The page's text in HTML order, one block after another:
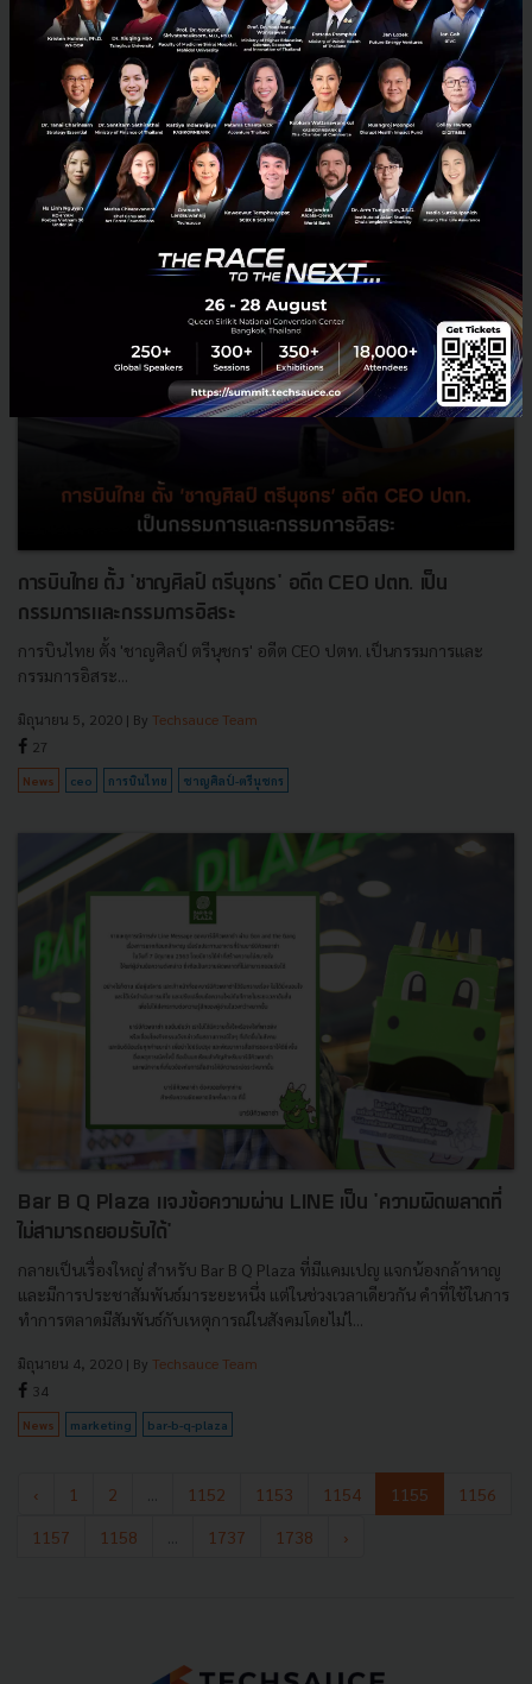
นอกจากประเทศไทยเเล้วมาตรการ Social Distancing ยังถูกใช้เป็น
มาตรการป้องกันที่ทั่วโลกต่างให้ความสำคัญ ไม่เว้นเเม้โรงละครเก่าแก่อย่าง
The berliner ensemble ที่ได้มีการเผยแพร่รูปภาพของ...
มิถุนายน 5, 2020| ByTechsauce Team
โรงละคร covid-19 new-normal Social Distancing
การบินไทย ตั้ง 'ชาญศิลป์ ตรีนุชกร' อดีต CEO ปตท. เป็น
กรรมการและกรรมการอิสระ
การบินไทย ตั้ง 'ชาญศิลป์ ตรีนุชกร' อดีต CEO ปตท. เป็นกรรมการและ
กรรมการอิสระ...
มิถุนายน 5, 2020 | By Techsauce Team
27
News ceo การบินไทย ชาญศิลป์-ตรีนุชกร
Bar B Q Plaza แจงข้อความผ่าน LINE เป็น 'ความผิดพลาดที่
ไม่สามารถยอมรับได้'
กลายเป็นเรื่องใหญ่ สำหรับ Bar B Q Plaza ที่มีแคมเปญ แจกน้องกล้าหาญ
และมีการประชาสัมพันธ์มาระยะหนึ่ง แต่ในช่วงเวลาเดียวกัน คำที่ใช้ในการ
ทำการตลาดมีสัมพันธ์กับเหตุการณ์ในสังคมโดยไม่ไ...
มิถุนายน 4, 2020 | By Techsauce Team
34
News marketing bar-b-q-plaza
‹ 1 2 1152 1153 1154 1155
1156
1157
1158 1737 1738 ›